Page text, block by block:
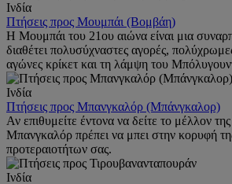
Ινδία
Πτήσεις προς Μουμπάι (Βομβάη)
Η Μουμπάι του 21ου αιώνα είναι μια
διαθέτει πολυσύχναστες αγορές,
αγώνες κρίκετ και τη λάμψη του
Ινδία
Πτήσεις προς Μπανγκαλόρ (Μπάνγκαλορ)
Αν επιθυμείτε έντονα να δείτε το μέλλον της
Μπανγκαλόρ πρέπει να μπει στην κορυφή
προτεραιοτήτων σας.
Ινδία